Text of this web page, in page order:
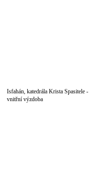
Isfahán, katedrála Krista Spasitele -
vnitřní výzdoba